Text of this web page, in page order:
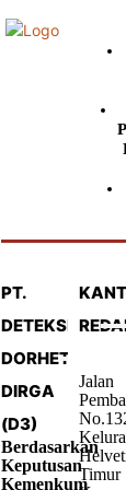
PT.
DETEKSI
DORHETA
DIRGA
(D3)
Berdasarkan
Keputusan
Kemenkum
Jalan
Timur